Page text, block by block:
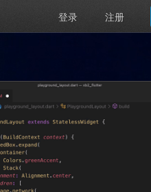
登录 注册